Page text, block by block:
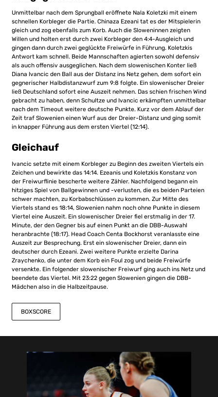
Unmittelbar nach dem Sprungball eröffnete Nala Koletzki mit einem
schnellen Korbleger die Partie. Chinaza Ezeani tat es der Mitspielerin
gleich und zog ebenfalls zum Korb. Auch die Sloweninnen zeigten
Willen und holten erst durch zwei Korbleger den 4:4-Ausgleich und
gingen dann durch zwei geglückte Freiwürfe in Führung. Koletzkis
Antwort kam schnell. Beide Mannschaften agierten sowohl defensiv
als auch offensiv ausgeglichen. Nach dem slowenischen Konter ließ
Diana Ivancic den Ball aus der Distanz ins Netz gehen, dem sofort ein
gegnerischer Halbdistanzwurf zum 9:8 folgte. Ein slowenischer Dreier
ließ Deutschland sofort eine Auszeit nehmen. Das schien frischen Wind
gebracht zu haben, denn Schultze und Ivancic erkämpften unmittelbar
nach dem Timeout weitere deutsche Punkte. Kurz vor dem Ablauf der
Zeit traf Slowenien einen Wurf aus der Dreier-Distanz und ging somit
in knapper Führung aus dem ersten Viertel (12:14).
Gleichauf
Ivancic setzte mit einem Korbleger zu Beginn des zweiten Viertels ein
Zeichen und bewirkte das 14:14. Ezeanis und Koletzkis Konstanz von
der Freiwurflinie bescherte weitere Zähler. Nachfolgend begann ein
hitziges Spiel von Ballgewinnen und -verlusten, die es beiden Parteien
schwer machten, zu Korbabschlüssen zu kommen. Zur Mitte des
Viertels stand es 18:14, Slowenien nahm noch ohne Punkte in diesem
Viertel eine Auszeit. Ein slowenischer Dreier fiel erstmalig in der 17.
Minute, der den Gegner bis auf einen Punkt an die DBB-Auswahl
heranbrachte (18:17). Head Coach Centa Bockhorst veranlasste eine
Auszeit zur Besprechung. Erst ein slowenischer Dreier, dann ein
deutscher durch Ezeani. Zwei weitere Punkte erzielte Darina
Zraychenko, die unter dem Korb ein Foul zog und beide Freiwürfe
versenkte. Ein folgender slowenischer Freiwurf ging auch ins Netz und
beendete das Viertel. Mit 23:22 gegen Slowenien gingen die DBB-
Mädchen also in die Halbzeitpause.
BOXSCORE